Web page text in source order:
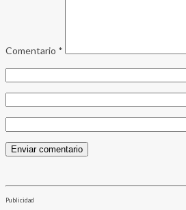
Comentario *
Publicidad